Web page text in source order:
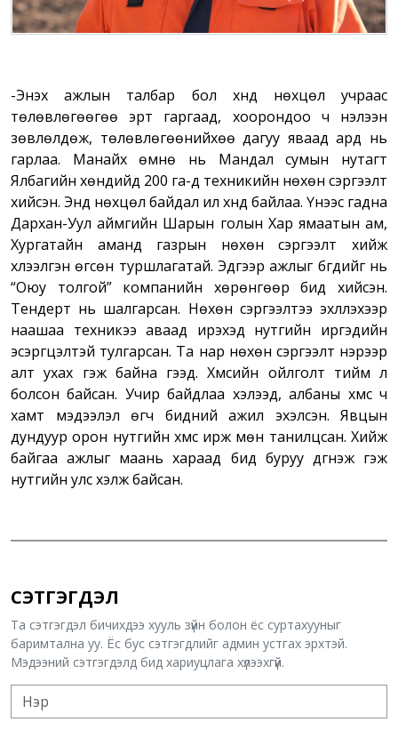
-Энэхүү ажлын талбар бол хүнд нөхцөл учраас
төлөвлөгөөгөө эрт гаргаад, хоорондоо ч нэлээн
зөвлөлдөж, төлөвлөгөөнийхөө дагуу яваад ард нь
гарлаа. Манайх өмнө нь Мандал сумын нутагт
Ялбагийн хөндийд 200 га-д техникийн нөхөн сэргээлт
хийсэн. Энд нөхцөл байдал илүү хүнд байлаа. Үүнээс гадна
Дархан-Уул аймгийн Шарын голын Хар ямаатын ам,
Хургатайн аманд газрын нөхөн сэргээлт хийж
хүлээлгэн өгсөн туршлагатай. Эдгээр ажлыг бүгдийг нь
“Оюу толгой” компанийн хөрөнгөөр бид хийсэн.
Тендерт нь шалгарсан. Нөхөн сэргээлтээ эхлүүлэхээр
наашаа техникээ аваад ирэхэд нутгийн иргэдийн
эсэргүүцэлтэй тулгарсан. Та нар нөхөн сэргээлт нэрээр
алт ухах гэж байна гээд. Хүмүүсийн ойлголт тийм л
болсон байсан. Учир байдлаа хэлээд, албаны хүмүүс ч
хамт мэдээлэл өгч бидний ажил эхэлсэн. Явцын
дундуур орон нутгийн хүмүүс ирж мөн танилцсан. Хийж
байгаа ажлыг маань хараад бид буруу дүгнэж гэж
нутгийн улс хэлж байсан.
СЭТГЭГДЭЛ
Та сэтгэгдэл бичихдээ хууль зүйн болон ёс суртахууныг
баримтална уу. Ёс бус сэтгэгдлийг админ устгах эрхтэй.
Мэдээний сэтгэгдэлд бид хариуцлага хүлээхгүй.